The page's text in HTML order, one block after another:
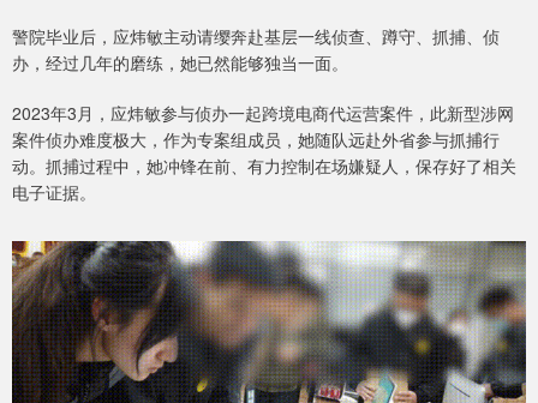
警院毕业后，应炜敏主动请缨奔赴基层一线侦查、蹲守、抓捕、侦
办，经过几年的磨练，她已然能够独当一面。
2023年3月，应炜敏参与侦办一起跨境电商代运营案件，此新型涉网
案件侦办难度极大，作为专案组成员，她随队远赴外省参与抓捕行
动。抓捕过程中，她冲锋在前、有力控制在场嫌疑人，保存好了相关
电子证据。